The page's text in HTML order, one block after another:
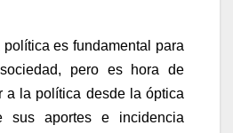
es fundamental para
pero es hora de
a la política desde la óptica
aportes e incidencia